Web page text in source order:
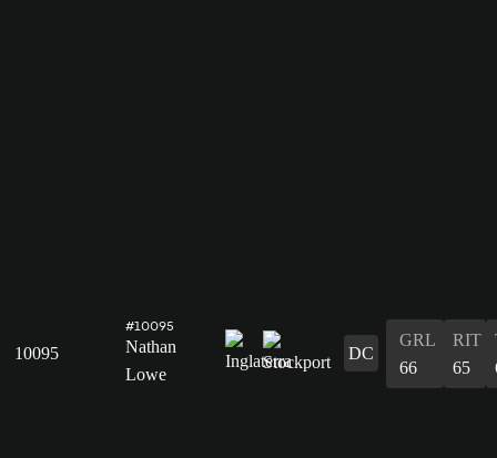
10095
#10095
Nathan
Lowe
DC
GRL
66
RIT
65